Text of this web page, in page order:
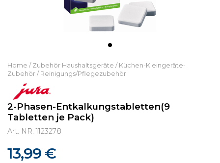
Home / Zubehör Haushaltsgeräte / Küchen-Kleingeräte-
Zubehör / Reinigungs/Pflegezubehör
2-Phasen-Entkalkungstabletten(9
Tabletten je Pack)
Art. NR: 1123278
13,99 €